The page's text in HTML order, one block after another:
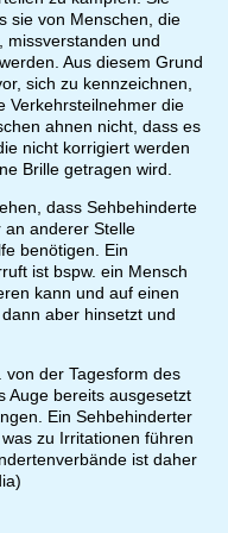
sie von Menschen, die
missverstanden und
Aus diesem Grund
sich zu kennzeichnen,
Verkehrsteilnehmer die
ahnen nicht, dass es
nicht korrigiert werden
Brille getragen wird.
dass Sehbehinderte
anderer Stelle
benötigen. Ein
ist bspw. ein Mensch
kann und auf einen
aber hinsetzt und
der Tagesform des
Auge bereits ausgesetzt
Ein Sehbehinderter
zu Irritationen führen
ist daher